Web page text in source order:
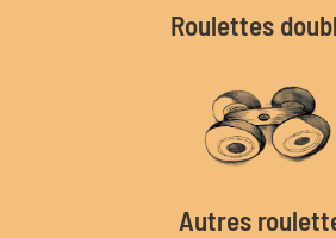
Roulettes
Autres